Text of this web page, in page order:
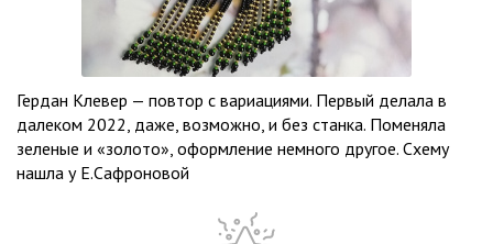
Гердан Клевер — повтор с вариациями. Первый делала в
далеком 2022, даже, возможно, и без станка. Поменяла
зеленые и «золото», оформление немного другое. Схему
нашла у Е.Сафроновой